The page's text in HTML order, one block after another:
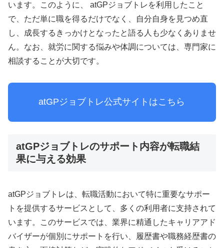
います。このように、 atGPジョブトレを利用したこと
で、ただ単に職を得るだけでなく、自分自身を見つめ直
し、成長するきっかけとなったと語る人も少なくありませ
ん。なお、就労に関する悩みや体調については、専門家に
相談することが大切です。
atGPジョブトレ公式サイトはこちら
atGPジョブトレのサポート内容が転職結
果に与える効果
atGPジョブトレは、転職活動において特に重要なサポー
トを提供するサービスとして、多くの利用者に支持されて
います。このサービスでは、業界に精通したキャリアアド
バイザーが個別にサポートを行い、履歴書や職務経歴書の